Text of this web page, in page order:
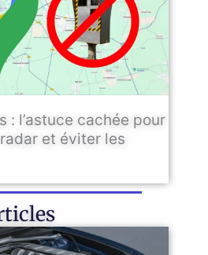
: l’astuce cachée pour
et éviter les